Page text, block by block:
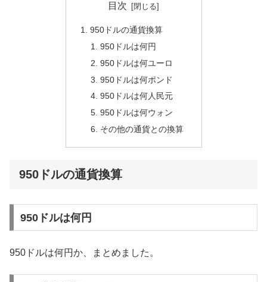
目次
950ドルの通貨換算
950ドルは何円
950ドルは何ユーロ
950ドルは何ポンド
950ドルは何人民元
950ドルは何ウォン
その他の通貨との換算
950ドルの通貨換算
950ドルは何円
950ドルは何円か、まとめました。